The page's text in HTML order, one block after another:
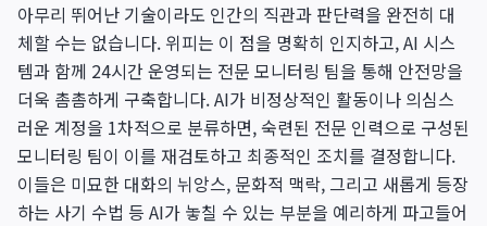
아무리 뛰어난 기술이라도 인간의 직관과 판단력을 완전히 대
체할 수는 없습니다. 위피는 이 점을 명확히 인지하고, AI 시스
템과 함께 24시간 운영되는 전문 모니터링 팀을 통해 안전망을
더욱 촘촘하게 구축합니다. AI가 비정상적인 활동이나 의심스
러운 계정을 1차적으로 분류하면, 숙련된 전문 인력으로 구성된
모니터링 팀이 이를 재검토하고 최종적인 조치를 결정합니다.
이들은 미묘한 대화의 뉘앙스, 문화적 맥락, 그리고 새롭게 등장
하는 사기 수법 등 AI가 놓칠 수 있는 부분을 예리하게 파고들어